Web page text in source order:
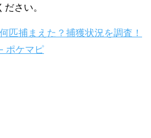
さい。
匹捕まえた？捕獲状況を調査！
ポケマピ